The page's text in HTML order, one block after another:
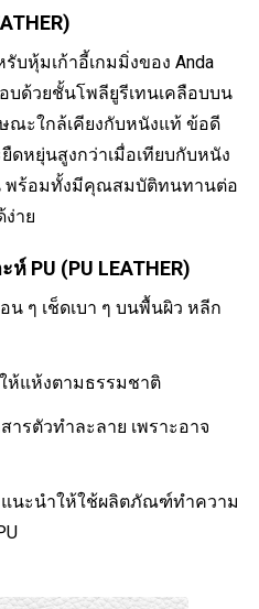
บหุ้มเก้าอี้เกมมิ่งของ Anda
บด้วยชั้นโพลียูรีเทนเคลือบบน
ณะใกล้เคียงกับหนังแท้ ข้อดี
หยุ่นสูงกว่าเมื่อเทียบกับหนัง
พร้อมทั้งมีคุณสมบัติทนทานต่อ
าย
PU (PU LEATHER)
ๆ เช็ดเบา ๆ บนพื้นผิว หลีก
ห้แห้งตามธรรมชาติ
รตัวทำละลาย เพราะอาจ
นะนำให้ใช้ผลิตภัณฑ์ทำความ